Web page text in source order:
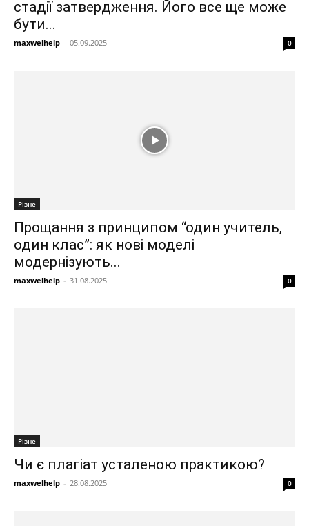
стадії затвердження. Його все ще може
бути...
maxwelhelp - 05.09.2025 0
Різне
Прощання з принципом “один учитель,
один клас”: як нові моделі
модернізують...
maxwelhelp - 31.08.2025 0
Різне
Чи є плагіат усталеною практикою?
maxwelhelp - 28.08.2025 0